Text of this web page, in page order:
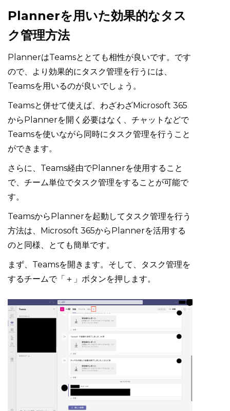
Plannerを用いた効果的なタス
ク管理方法
PlannerはTeamsととても相性が良いです。です
ので、より効果的にタスク管理を行うには、
Teamsを用いるのが良いでしょう。
Teamsと併せて使えば、わざわざMicrosoft 365
からPlannerを開く必要はなく、チャットなどで
Teamsを使いながら同時にタスク管理を行うこと
ができます。
さらに、Teams経由でPlannerを使用すること
で、チーム単位でタスク管理をすることが可能で
す。
TeamsからPlannerを起動してタスク管理を行う
方法は、Microsoft 365からPlannerを活用する
のと同様、とても簡単です。
まず、Teamsを開きます。そして、タスク管理を
するチームで「＋」ボタンを押します。